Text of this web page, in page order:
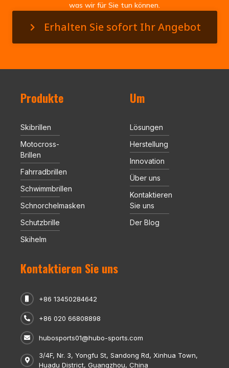
was wir für Sie tun können.
Erhalten Sie sofort Ihr Angebot
Produkte
Skibrillen
Motocross-
Brillen
Fahrradbrillen
Schwimmbrillen
Schnorchelmasken
Schutzbrille
Skihelm
Um
Lösungen
Herstellung
Innovation
Über uns
Kontaktieren
Sie uns
Der Blog
Kontaktieren Sie uns
+86 13450284642
+86 020 66808898
hubosports01@hubo-sports.com
3/4F, Nr. 3, Yongfu St, Sandong Rd, Xinhua Town,
Huadu District, Guangzhou, China